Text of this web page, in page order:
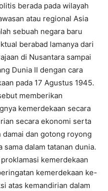
berada pada wilayah
atau regional Asia
sebuah negara baru
berabad lamanya dari
di Nusantara sampai
Dunia II dengan cara
pada 17 Agustus 1945.
memberikan
kemerdekaan secara
secara ekonomi serta
dan gotong royong
dalam tatanan dunia.
kemerdekaan
kemerdekaan ke-
atas kemandirian dalam